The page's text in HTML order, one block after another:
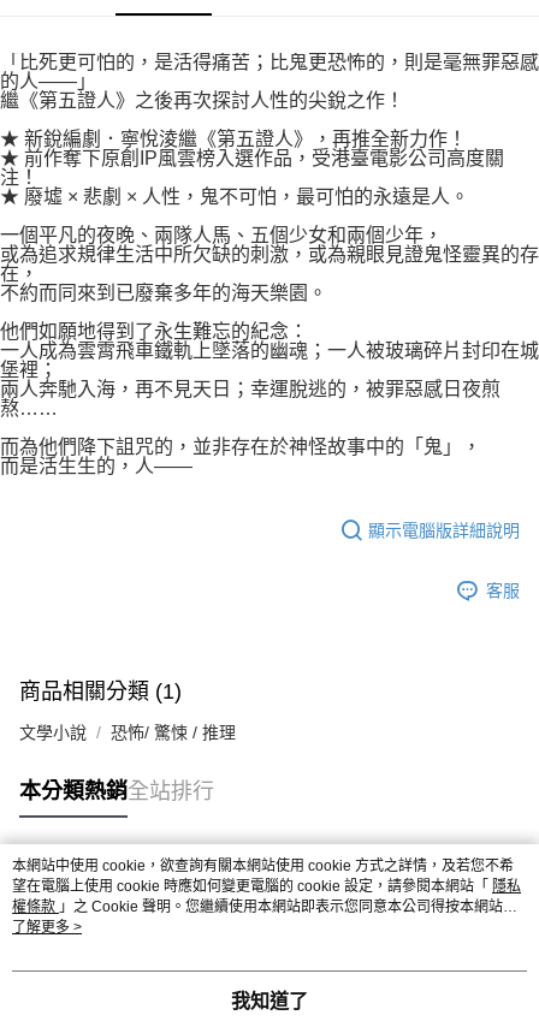
３．未成年的使用者請事先徵得法定代理人或監護人之同意方可使用
任。
４．使用「AFTEE先享後付」時，將依據個別帳號之用戶狀況，依本公司即
時審查核予不同之上限額度；若仍有額度不足之情形，本公司將視審查結果
５．嚴禁一人註冊多個帳號或使用他人資訊註冊。若發現惡意使用之情形，
恩沛科技股份有限公司將有權停止該用戶之使用額度並採取法律行動。
每筆NT$100，滿NT$800(含以上)免運費
國家/地區配送
「比死更可怕的，是活得痛苦；比鬼更恐怖的，則是毫無罪惡感
的人——」
繼《第五證人》之後再次探討人性的尖銳之作！
★ 新銳編劇．寧悅淩繼《第五證人》，再推全新力作！
★ 前作奪下原創IP風雲榜入選作品，受港臺電影公司高度關
注！
★ 廢墟 × 悲劇 × 人性，鬼不可怕，最可怕的永遠是人。
一個平凡的夜晚、兩隊人馬、五個少女和兩個少年，
或為追求規律生活中所欠缺的刺激，或為親眼見證鬼怪靈異的存
在，
不約而同來到已廢棄多年的海天樂園。
他們如願地得到了永生難忘的紀念：
一人成為雲霄飛車鐵軌上墜落的幽魂；一人被玻璃碎片封印在城
堡裡；
兩人奔馳入海，再不見天日；幸運脫逃的，被罪惡感日夜煎
熬……
而為他們降下詛咒的，並非存在於神怪故事中的「鬼」，
而是活生生的，人——
顯示電腦版詳細說明
客服
商品相關分類 (1)
文學小說 恐怖/ 驚悚 / 推理
本分類熱銷全站排行
熱門標籤
本網站中使用 cookie，欲查詢有關本網站使用 cookie 方式之詳情，及若您不希
望在電腦上使用 cookie 時應如何變更電腦的 cookie 設定，請參閱本網站「 隱私
權條款 」之 Cookie 聲明。您繼續使用本網站即表示您同意本公司得按本網站使
用條款之 Cookie 聲明使用 cookie。
了解更多 >
我知道了